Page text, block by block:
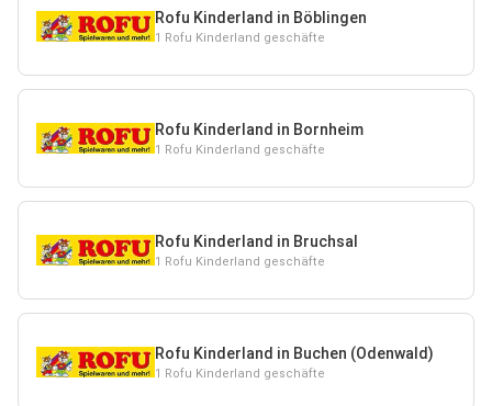
Rofu Kinderland in Böblingen
1 Rofu Kinderland geschäfte
Rofu Kinderland in Bornheim
1 Rofu Kinderland geschäfte
Rofu Kinderland in Bruchsal
1 Rofu Kinderland geschäfte
Rofu Kinderland in Buchen (Odenwald)
1 Rofu Kinderland geschäfte